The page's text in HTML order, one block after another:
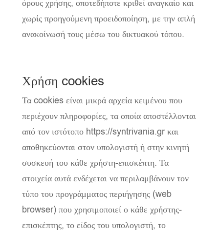
όρους χρήσης, οποτεδήποτε κριθεί αναγκαίο και
χωρίς προηγούμενη προειδοποίηση, με την απλή
ανακοίνωσή τους μέσω του δικτυακού τόπου.
Χρήση cookies
Τα cookies είναι μικρά αρχεία κειμένου που
περιέχουν πληροφορίες, τα οποία αποστέλλονται
από τον ιστότοπο https://syntrivania.gr και
αποθηκεύονται στον υπολογιστή ή στην κινητή
συσκευή του κάθε χρήστη-επισκέπτη. Τα
στοιχεία αυτά ενδέχεται να περιλαμβάνουν τον
τύπο του προγράμματος περιήγησης (web
browser) που χρησιμοποιεί ο κάθε χρήστης-
επισκέπτης, το είδος του υπολογιστή, το